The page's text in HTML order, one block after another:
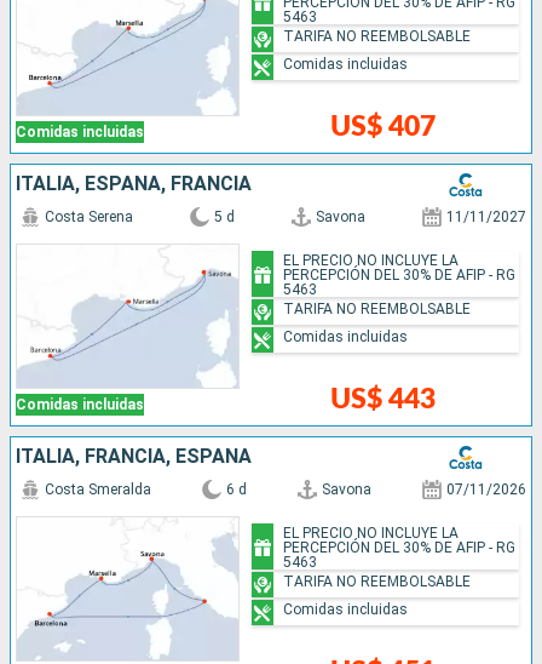
Comidas incluidas US$ 407
5463
TARIFA NO REEMBOLSABLE
Comidas incluidas
ITALIA, ESPAÑA, FRANCIA
Comidas incluidas
Costa Serena 5 d Savona 11/11/2027
US$ 443
EL PRECIO NO INCLUYE LA
PERCEPCIÓN DEL 30% DE AFIP - RG
5463
TARIFA NO REEMBOLSABLE
Comidas incluidas
ITALIA, FRANCIA, ESPAÑA
Costa Smeralda 6 d Savona 07/11/2026
EL PRECIO NO INCLUYE LA
PERCEPCIÓN DEL 30% DE AFIP - RG
5463
TARIFA NO REEMBOLSABLE
Comidas incluidas